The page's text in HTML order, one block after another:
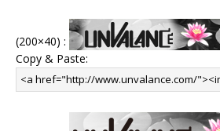
(200×40) :
Copy & Paste: